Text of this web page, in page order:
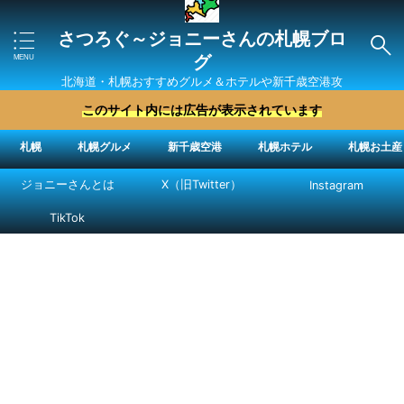
さつろぐ～ジョニーさんの札幌ブロ
グ
北海道・札幌おすすめグルメ＆ホテルや新千歳空港攻
略法を紹介 ″ジョニーさん“で検索
このサイト内には広告が表示されています
札幌 札幌グルメ 新千歳空港 札幌ホテル 札幌お土産
ジョニーさんとは X（旧Twitter） Instagram
TikTok